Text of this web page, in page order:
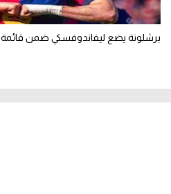
برشلونة يضع ليفاندوفسكي ضمن قائمة